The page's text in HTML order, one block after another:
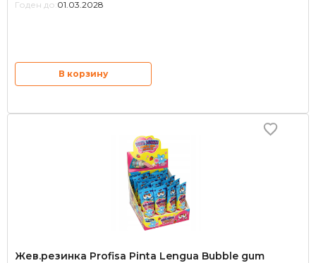
Годен до: 01.03.2028
В корзину
Жев.резинка Profisa Pinta Lengua Bubble gum